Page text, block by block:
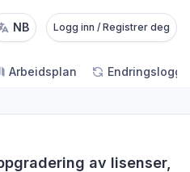
NB Logg inn / Registrer deg
Arbeidsplan Endringslogg
av lisenser,